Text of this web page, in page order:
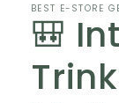
BEST E-STORE
🎒